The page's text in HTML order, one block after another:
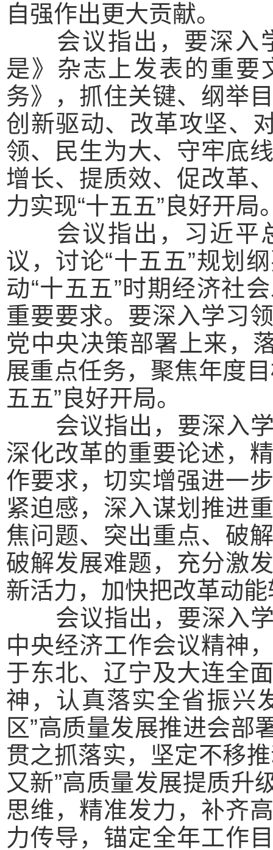
自强作出更大贡献。
会议指出， 要深入
是》杂志上发表的重要
务》，抓住关键、纲举
创新驱动、改革攻坚、
领、民生为大、守牢底
增长、提质效、促改革
力实现“十五五”良好开局
会议指出， 习近平
议，讨论“十五五”规划
动“十五五”时期经济社
重要要求。要深入学习
党中央决策部署上来，
展重点任务，聚焦年度
五五”良好开局。
会议指出， 要深入
深化改革的重要论述，
作要求，切实增强进一
紧迫感，深入谋划推进
焦问题、突出重点、破
破解发展难题，充分激
新活力，加快把改革动
会议指出， 要深入
中央经济工作会议精神
于东北、辽宁及大连全
神，认真落实全省振兴
区”高质量发展推进会部
贯之抓落实，坚定不移
又新”高质量发展提质升
思维，精准发力，补齐
力传导，锚定全年工作